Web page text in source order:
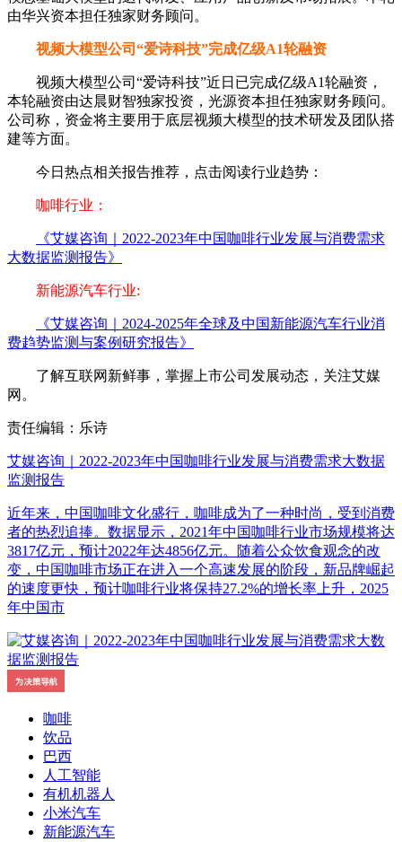
由华兴资本担任独家财务顾问。
视频大模型公司“爱诗科技”完成亿级A1轮融资
视频大模型公司“爱诗科技”近日已完成亿级A1轮融资，
本轮融资由达晨财智独家投资，光源资本担任独家财务顾问。
公司称，资金将主要用于底层视频大模型的技术研发及团队搭
建等方面。
今日热点相关报告推荐，点击阅读行业趋势：
咖啡行业：
《艾媒咨询｜2022-2023年中国咖啡行业发展与消费需求
大数据监测报告》
新能源汽车行业:
《艾媒咨询｜2024-2025年全球及中国新能源汽车行业消
费趋势监测与案例研究报告》
了解互联网新鲜事，掌握上市公司发展动态，关注艾媒
网。
责任编辑：乐诗
艾媒咨询｜2022-2023年中国咖啡行业发展与消费需求大数据
监测报告
近年来，中国咖啡文化盛行，咖啡成为了一种时尚，受到消费
者的热烈追捧。数据显示，2021年中国咖啡行业市场规模将达
3817亿元，预计2022年达4856亿元。随着公众饮食观念的改
变，中国咖啡市场正在进入一个高速发展的阶段，新品牌崛起
的速度更快，预计咖啡行业将保持27.2%的增长率上升，2025
年中国市
咖啡
饮品
巴西
人工智能
有机机器人
小米汽车
新能源汽车